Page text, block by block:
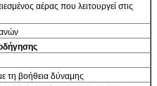
αέρας που λειτουργεί στις
τη βοήθεια δύναμης